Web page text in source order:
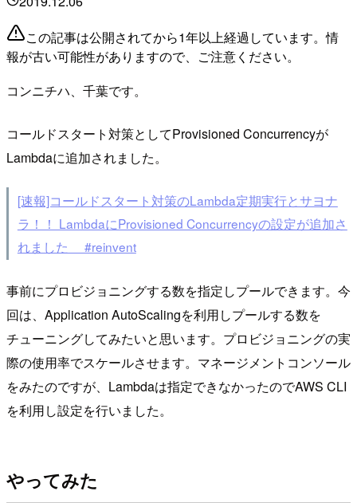
この記事は公開されてから1年以上経過しています。情
報が古い可能性がありますので、ご注意ください。
コンニチハ、千葉です。
コールドスタート対策としてProvisioned Concurrencyが
Lambdaに追加されました。
[速報]コールドスタート対策のLambda定期実行とサヨナ
ラ！！ LambdaにProvisioned Concurrencyの設定が追加さ
れました #reinvent
事前にプロビジョニングする数を指定しプールできます。今
回は、Application AutoScalingを利用しプールする数を
チューニングしてみたいと思います。プロビジョニングの実
際の使用率でスケールさせます。マネージメントコンソール
をみたのですが、Lambdaは指定できなかったのでAWS CLI
を利用し設定を行いました。
やってみた